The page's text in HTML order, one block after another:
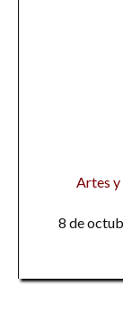
Artes
8 de